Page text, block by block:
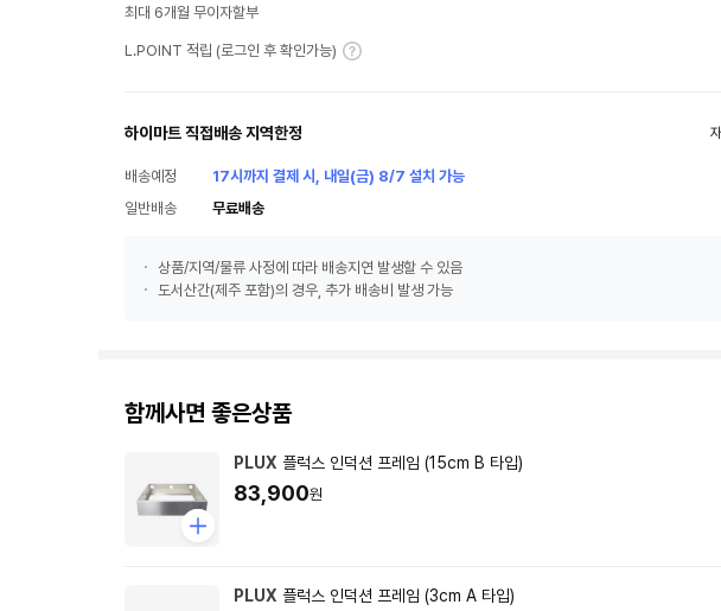
최대 6개월 무이자할부
L.POINT 적립 (로그인 후 확인가능)
하이마트 직접배송 지역한정
배송예정
17시까지 결제 시, 내일(금) 8/7 설치 가능
일반배송
무료배송
상품/지역/물류 사정에 따라 배송지연 발생할 수 있음
도서산간(제주 포함)의 경우, 추가 배송비 발생 가능
함께사면 좋은상품
PLUX 플럭스 인덕션 프레임 (15cm B 타입)
83,900원
PLUX 플럭스 인덕션 프레임 (3cm A 타입)